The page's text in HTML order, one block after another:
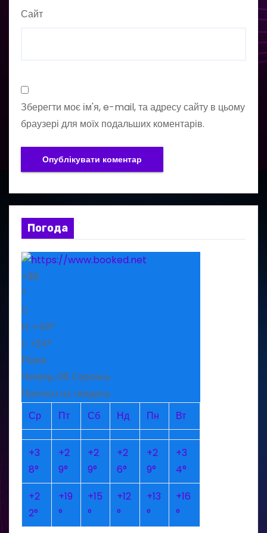
Сайт
Зберегти моє ім'я, e-mail, та адресу сайту в цьому
браузері для моїх подальших коментарів.
Погода
+36
°
C
H: +40°
L: +24°
Рівне
Четвер, 06 Серпень
Прогноз на тиждень
Ср
Пт Сб Нд Пн Вт
+3
8°
+2
9°
+2
9°
+2
6°
+2
9°
+3
4°
+2
2°
+19
°
+15
°
+12
°
+13
°
+16
°